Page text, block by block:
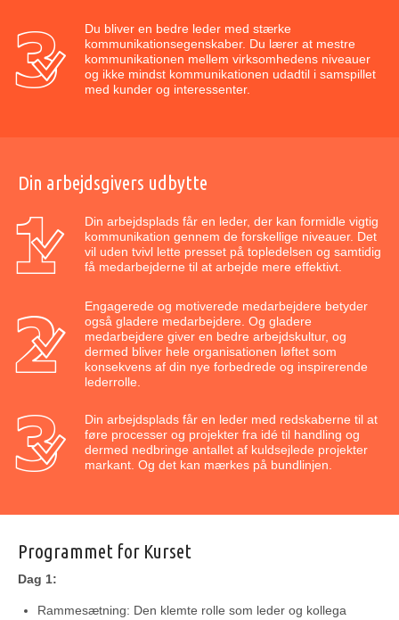
Du bliver en bedre leder med stærke
kommunikationsegenskaber. Du lærer at mestre
kommunikationen mellem virksomhedens niveauer
og ikke mindst kommunikationen udadtil i samspillet
med kunder og interessenter.
Din arbejdsgivers udbytte
Din arbejdsplads får en leder, der kan formidle vigtig
kommunikation gennem de forskellige niveauer. Det
vil uden tvivl lette presset på topledelsen og samtidig
få medarbejderne til at arbejde mere effektivt.
Engagerede og motiverede medarbejdere betyder
også gladere medarbejdere. Og gladere
medarbejdere giver en bedre arbejdskultur, og
dermed bliver hele organisationen løftet som
konsekvens af din nye forbedrede og inspirerende
lederrolle.
Din arbejdsplads får en leder med redskaberne til at
føre processer og projekter fra idé til handling og
dermed nedbringe antallet af kuldsejlede projekter
markant. Og det kan mærkes på bundlinjen.
Programmet for Kurset
Dag 1:
Rammesætning: Den klemte rolle som leder og kollega